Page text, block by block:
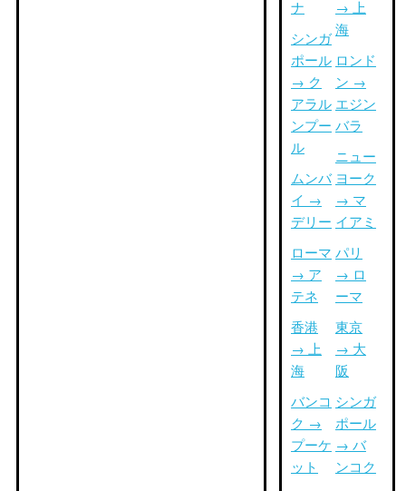
ナ
シンガ
ポール
→ ク
アラル
ンプー
ル
ムンバ
イ →
デリー
ローマ
→ ア
テネ
香港
→ 上
海
バンコ
ク →
プーケ
ット
→ 上
海
ロンド
ン →
エジン
バラ
ニュー
ヨーク
→ マ
イアミ
パリ
→ ロ
ーマ
東京
→ 大
阪
シンガ
ポール
→ バ
ンコク